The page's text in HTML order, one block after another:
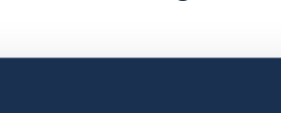
onsdag 13 mars 2024